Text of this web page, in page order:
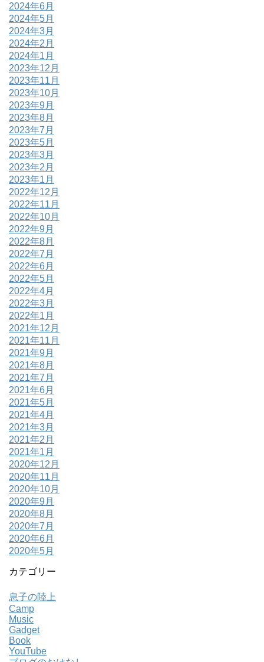
2024年6月
2024年5月
2024年3月
2024年2月
2024年1月
2023年12月
2023年11月
2023年10月
2023年9月
2023年8月
2023年7月
2023年5月
2023年3月
2023年2月
2023年1月
2022年12月
2022年11月
2022年10月
2022年9月
2022年8月
2022年7月
2022年6月
2022年5月
2022年4月
2022年3月
2022年1月
2021年12月
2021年11月
2021年9月
2021年8月
2021年7月
2021年6月
2021年5月
2021年4月
2021年3月
2021年2月
2021年1月
2020年12月
2020年11月
2020年10月
2020年9月
2020年8月
2020年7月
2020年6月
2020年5月
カテゴリー
息子の陸上
Camp
Music
Gadget
Book
YouTube